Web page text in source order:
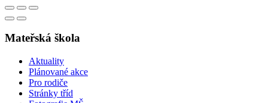
Mateřská škola
Aktuality
Plánované akce
Pro rodiče
Stránky tříd